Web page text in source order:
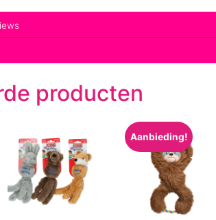
producten
Aanbieding!